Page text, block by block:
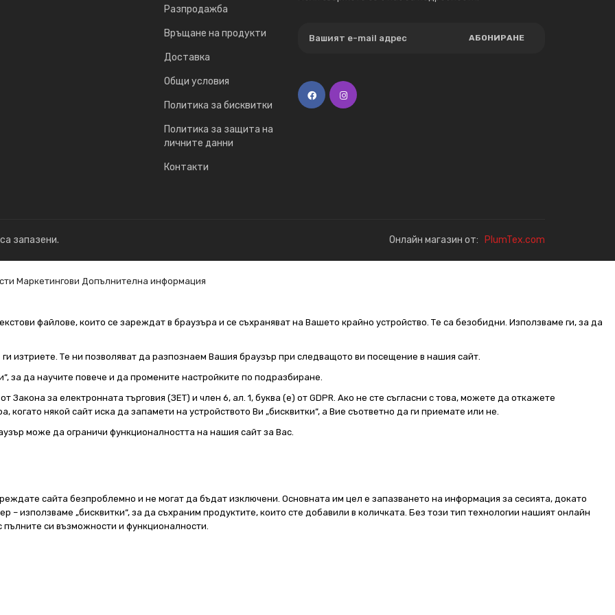
Разпродажба
Връщане на продукти
Доставка
Общи условия
Политика за бисквитки
Политика за защита на
личните данни
Контакти
АБОНИРАНЕ
запазени. Онлайн магазин от: PlumTex.com
Маркетингови Допълнителна информация
файлове, които се зареждат в браузъра и се съхраняват на Вашето крайно устройство. Те са безобидни. Използваме ги, за да
ги изтриете. Те ни позволяват да разпознаем Вашия браузър при следващото ви посещение в нашия сайт.
за да научите повече и да промените настройките по подразбиране.
Закона за електронната търговия (ЗЕТ) и член 6, ал. 1, буква (е) от GDPR. Ако не сте съгласни с това, можете да откажете
някой сайт иска да запамети на устройството Ви „бисквитки“, а Вие съответно да ги приемате или не.
може да ограничи функционалността на нашия сайт за Вас.
сайта безпроблемно и не могат да бъдат изключени. Основната им цел е запазването на информация за сесията, докато
използваме „бисквитки“, за да съхраним продуктите, които сте добавили в количката. Без този тип технологии нашият онлайн
си възможности и функционалности.